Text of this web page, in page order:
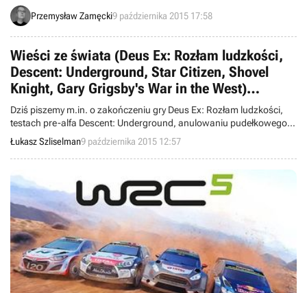
tablety. Już teraz porównywana jest ona przez zachodnich
dziennikarzy do legendarnej Monument Valley.
Przemysław Zamęcki9 października 2015 17:58
Wieści ze świata (Deus Ex: Rozłam ludzkości,
Descent: Underground, Star Citizen, Shovel
Knight, Gary Grigsby's War in the West)
9/10/2015
Dziś piszemy m.in. o zakończeniu gry Deus Ex: Rozłam ludzkości,
testach pre-alfa Descent: Underground, anulowaniu pudełkowego
wydania Shovel Knight na XOne, prezentacji wybuchów w Star
Citizen oraz dodatku do Gary Grigsby's War in the West. Witajcie w
wieściach ze świata – codziennej porcji krótkich wiadomości.
Łukasz Szliselman9 października 2015 12:57